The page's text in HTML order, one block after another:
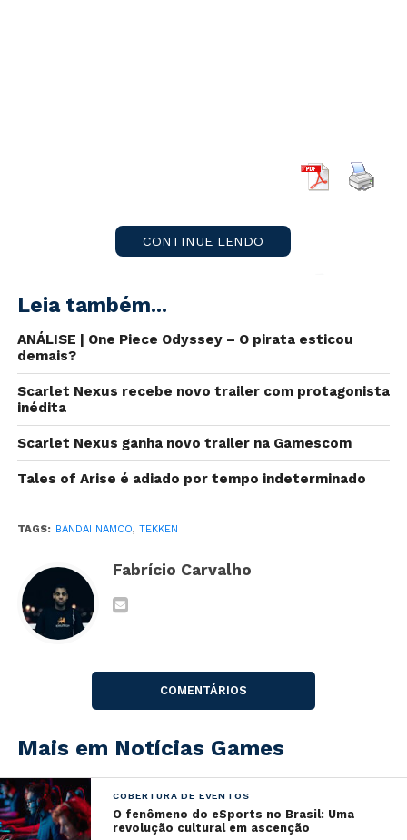
A franquiaTekken
vinil
contendo
Os lançamentos dos discos serãocom qualidade
remasterizada.
Estão abertas aspré-vendaspara os dois primeiros
discos contendo as trilhas sonoras deTekkene
Tekken 2,com artes deSamuel Donato
trabalhou na franquia.
CONTINUE LENDO
Leia também...
ANÁLISE | One Piece Odyssey – O pirata esticou
demais?
Scarlet Nexus recebe novo trailer com protagonista
inédita
Scarlet Nexus ganha novo trailer na Gamescom
Tales of Arise é adiado por tempo indeterminado
TAGS: BANDAI NAMCO, TEKKEN
Fabrício Carvalho
COMENTÁRIOS
Mais em Notícias Games
COBERTURA DE EVENTOS
O fenômeno do eSports no Brasil: Uma
revolução cultural em ascenção